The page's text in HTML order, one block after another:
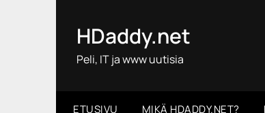
HDaddy.net
Peli, IT ja www uutisia
ETUSIVU MIKÄ HDADDY.NET?